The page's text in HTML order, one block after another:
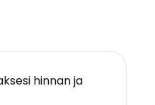
hinnan ja